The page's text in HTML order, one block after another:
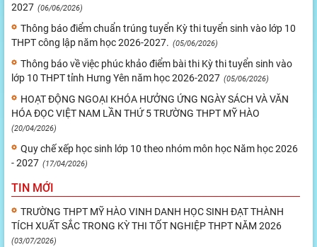
2027 (06/06/2026)
Thông báo điểm chuẩn trúng tuyển Kỳ thi tuyển sinh vào lớp 10
THPT công lập năm học 2026-2027. (05/06/2026)
Thông báo về việc phúc khảo điểm bài thi Kỳ thi tuyển sinh vào
lớp 10 THPT tỉnh Hưng Yên năm học 2026-2027 (05/06/2026)
HOẠT ĐỘNG NGOẠI KHÓA HƯỞNG ỨNG NGÀY SÁCH VÀ VĂN
HÓA ĐỌC VIỆT NAM LẦN THỨ 5 TRƯỜNG THPT MỸ HÀO
(20/04/2026)
Quy chế xếp học sinh lớp 10 theo nhóm môn học Năm học 2026
- 2027 (17/04/2026)
TIN MỚI
TRƯỜNG THPT MỸ HÀO VINH DANH HỌC SINH ĐẠT THÀNH
TÍCH XUẤT SẮC TRONG KỲ THI TỐT NGHIỆP THPT NĂM 2026
(03/07/2026)